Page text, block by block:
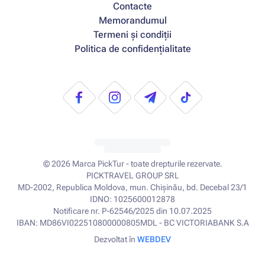
Contacte
Memorandumul
Termeni și condiții
Politica de confidențialitate
© 2026 Marca PickTur - toate drepturile rezervate.
PICKTRAVEL GROUP SRL
MD-2002, Republica Moldova, mun. Chișinău, bd. Decebal 23/1
IDNO: 1025600012878
Notificare nr. P-62546/2025 din 10.07.2025
IBAN: MD86VI022510800000805MDL - BC VICTORIABANK S.A
Dezvoltat în WEBDEV